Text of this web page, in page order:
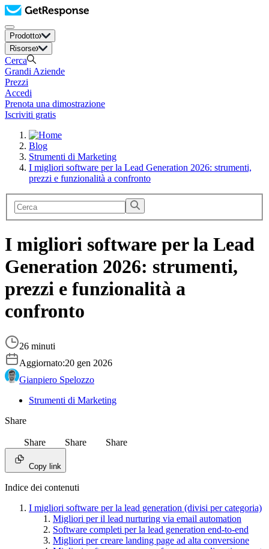
Prodotto
Risorse
Cerca
Grandi Aziende
Prezzi
Accedi
Prenota una dimostrazione
Iscriviti gratis
Blog
Strumenti di Marketing
I migliori software per la Lead Generation 2026: strumenti,
prezzi e funzionalità a confronto
I migliori software per la Lead
Generation 2026: strumenti,
prezzi e funzionalità a
confronto
26 minuti
Aggiornato:20 gen 2026
Gianpiero Spelozzo
Strumenti di Marketing
Share
Share Share Share
Copy link
Indice dei contenuti
I migliori software per la lead generation (divisi per categoria)
Migliori per il lead nurturing via email automation
Software completi per la lead generation end-to-end
Migliori per creare landing page ad alta conversione